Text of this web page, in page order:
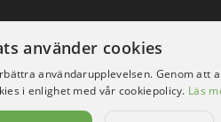
använder cookies
användarupplevelsen. Genom att
i enlighet med vår cookiepolicy. Läs